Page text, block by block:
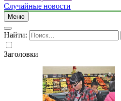
Случайные новости
Меню
Найти:
Заголовки